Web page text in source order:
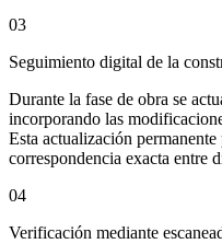
03
Seguimiento digital de la
Durante la fase de obra se
incorporando las
Esta actualización
correspondencia exacta entre
04
Verificación mediante